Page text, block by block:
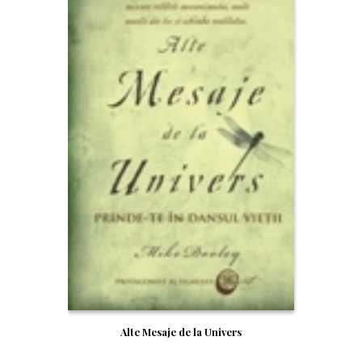
Alte Mesaje de la Univers